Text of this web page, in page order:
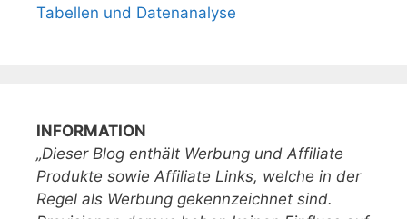
Tabellen und Datenanalyse
INFORMATION
„Dieser Blog enthält Werbung und Affiliate
Produkte sowie Affiliate Links, welche in der
Regel als Werbung gekennzeichnet sind.